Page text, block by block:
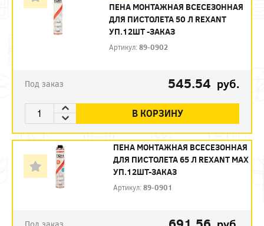
ПЕНА МОНТАЖНАЯ ВСЕСЕЗОННАЯ
ДЛЯ ПИСТОЛЕТА 50 Л REXANT
УП.12ШТ -ЗАКАЗ
Артикул:89-0902
Под заказ 545.54 руб.
В КОРЗИНУ
ПЕНА МОНТАЖНАЯ ВСЕСЕЗОННАЯ
ДЛЯ ПИСТОЛЕТА 65 Л REXANT MAX
УП.12ШТ-ЗАКАЗ
Артикул:89-0901
Под заказ